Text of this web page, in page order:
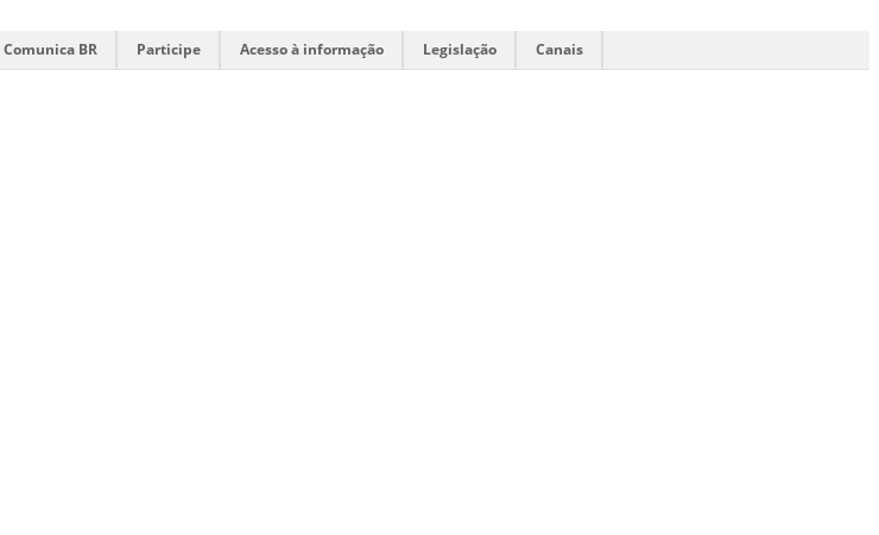
Comunica BR Participe Acesso à informação Legislação Canais